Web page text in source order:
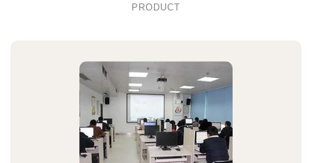
PRODUCT